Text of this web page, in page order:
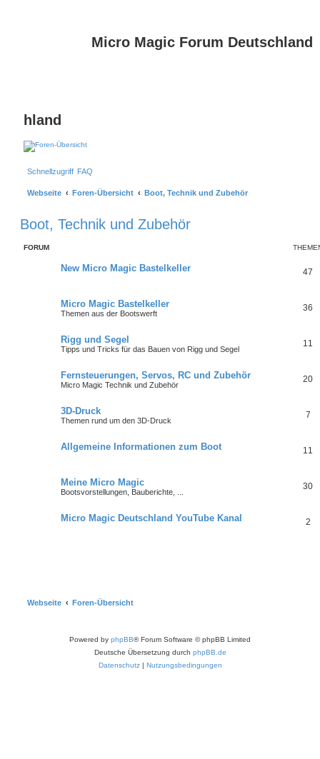
Micro Magic Forum Deutschland
hland
Schnellzugriff FAQ
Webseite Foren-Übersicht Boot, Technik und Zubehör
Boot, Technik und Zubehör
FORUM
New Micro Magic Bastelkeller 47
Micro Magic Bastelkeller
Themen aus der Bootswerft
36
Rigg und Segel
Tipps und Tricks für das Bauen von Rigg und Segel
11
Fernsteuerungen, Servos, RC und Zubehör
Micro Magic Technik und Zubehör
20
3D-Druck
Themen rund um den 3D-Druck
7
Allgemeine Informationen zum Boot 11
Meine Micro Magic
Bootsvorstellungen, Bauberichte, ...
30
Micro Magic Deutschland YouTube Kanal 2
Webseite Foren-Übersicht
Powered by phpBB® Forum Software © phpBB Limited
Deutsche Übersetzung durch phpBB.de
Datenschutz| Nutzungsbedingungen